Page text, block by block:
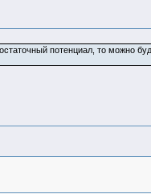
потенциал, то можно